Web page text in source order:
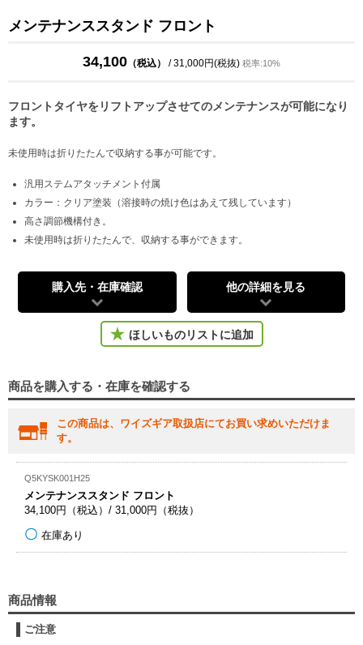
メンテナンススタンド フロント
34,100 （税込） / 31,000円(税抜) 税率:10%
フロントタイヤをリフトアップさせてのメンテナンスが可能になり
ます。
未使用時は折りたたんで収納する事が可能です。
汎用ステムアタッチメント付属
カラー：クリア塗装（溶接時の焼け色はあえて残しています）
高さ調節機構付き。
未使用時は折りたたんで、収納する事ができます。
購入先・在庫確認 他の詳細を見る
ほしいものリストに追加
商品を購入する・在庫を確認する
この商品は、ワイズギア取扱店にてお買い求めいただけま
す。
Q5KYSK001H25
メンテナンススタンド フロント
34,100円（税込）/ 31,000円（税抜）
在庫あり
商品情報
ご注意